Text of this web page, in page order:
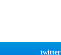
twitter